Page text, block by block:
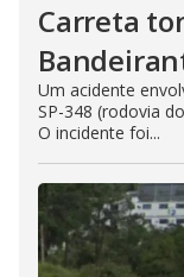
Carreta
Um acidente
SP-348 (rodovia
O incidente foi...